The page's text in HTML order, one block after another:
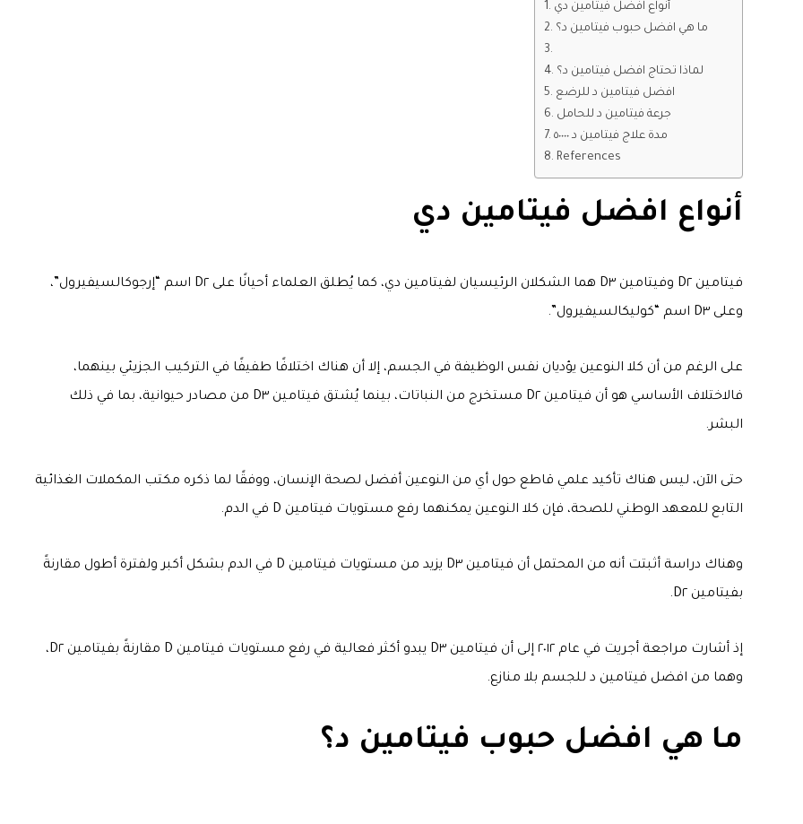
أنواع افضل فيتامين دي
لماذا تحتاج افضل فيتامين د؟
جرعة فيتامين د للحامل
References
أنواع افضل فيتامين دي
فيتامين D٢ وفيتامين D٣ هما الشكلان الرئيسيان لفيتامين دي، كما يُطلق العلماء أحيانًا على D٢ اسم “إرجوكالسيفيرول”،
وعلى D٣ اسم “كوليكالسيفيرول”.
على الرغم من أن كلا النوعين يؤديان نفس الوظيفة في الجسم، إلا أن هناك اختلافًا طفيفًا في التركيب الجزيئي بينهما،
فالاختلاف الأساسي هو أن فيتامين D٢ مستخرج من النباتات، بينما يُشتق فيتامين D٣ من مصادر حيوانية، بما في ذلك
البشر.
حتى الآن، ليس هناك تأكيد علمي قاطع حول أي من النوعين أفضل لصحة الإنسان، ووفقًا لما ذكره مكتب المكملات الغذائية
التابع للمعهد الوطني للصحة، فإن كلا النوعين يمكنهما رفع مستويات فيتامين D في الدم.
وهناك دراسة أثبتت أنه من المحتمل أن فيتامين D٣ يزيد من مستويات فيتامين D في الدم بشكل أكبر ولفترة أطول مقارنةً
بفيتامين D٢.
إذ أشارت مراجعة أجريت في عام ٢٠١٢ إلى أن فيتامين D٣ يبدو أكثر فعالية في رفع مستويات فيتامين D مقارنةً بفيتامين D٢،
وهما من افضل فيتامين د للجسم بلا منازع.
ما هي افضل حبوب فيتامين د؟